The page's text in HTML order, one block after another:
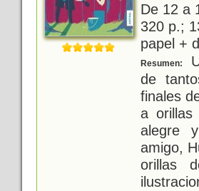
De 12 a
320 p.;
papel +
Resumen:
de
finales
a orillas
alegre
amigo,
orillas